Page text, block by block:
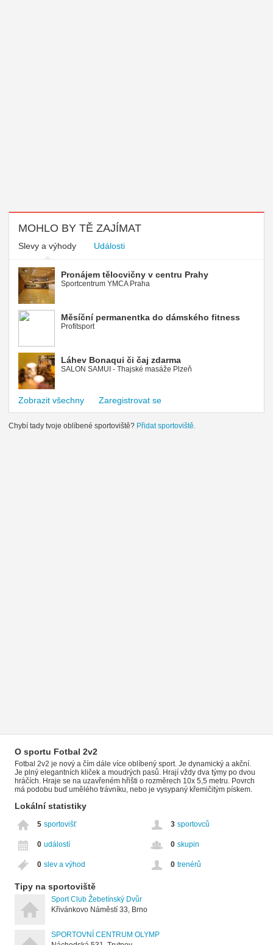
MOHLO BY TĚ ZAJÍMAT
Slevy a výhody Události
Pronájem tělocvičny v centru Prahy
Sportcentrum YMCA Praha
Měsíční permanentka do dámského fitness
Profitsport
Láhev Bonaqui či čaj zdarma
SALON SAMUI - Thajské masáže Plzeň
Zobrazit všechny Zaregistrovat se
Chybí tady tvoje oblíbené sportoviště? Přidat sportoviště.
O sportu Fotbal 2v2
Fotbal 2v2 je nový a čím dále více oblíbený sport. Je dynamický a akční.
Je plný elegantních kliček a moudrých pasů. Hrají vždy dva týmy po dvou
hráčích. Hraje se na uzavřeném hřišti o rozměrech 10x 5,5 metru. Povrch
má podobu buď umělého trávníku, nebo je vysypaný křemičitým pískem.
Lokální statistiky
5 sportovišť 3 sportovců
0 událostí 0 skupin
0 slev a výhod 0 trenérů
Tipy na sportoviště
Sport Club Žebetínský Dvůr
Křivánkovo Náměstí 33, Brno
SPORTOVNÍ CENTRUM OLYMP